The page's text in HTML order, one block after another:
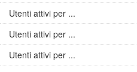
Utenti attivi per ...
Utenti attivi per ...
Utenti attivi per ...